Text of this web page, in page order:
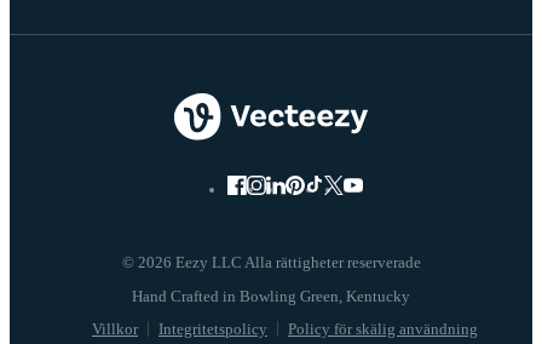
© 2026 Eezy LLC Alla rättigheter reserverade
Villkor Integritetspolicy Policy för skälig användning